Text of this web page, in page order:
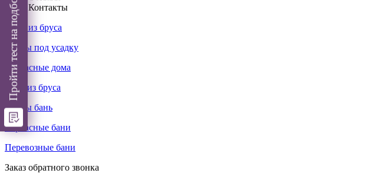
Контакты
Дома из бруса
Срубы под усадку
Каркасные дома
Бани из бруса
Срубы бань
Каркасные бани
Перевозные бани
Заказ обратного звонка